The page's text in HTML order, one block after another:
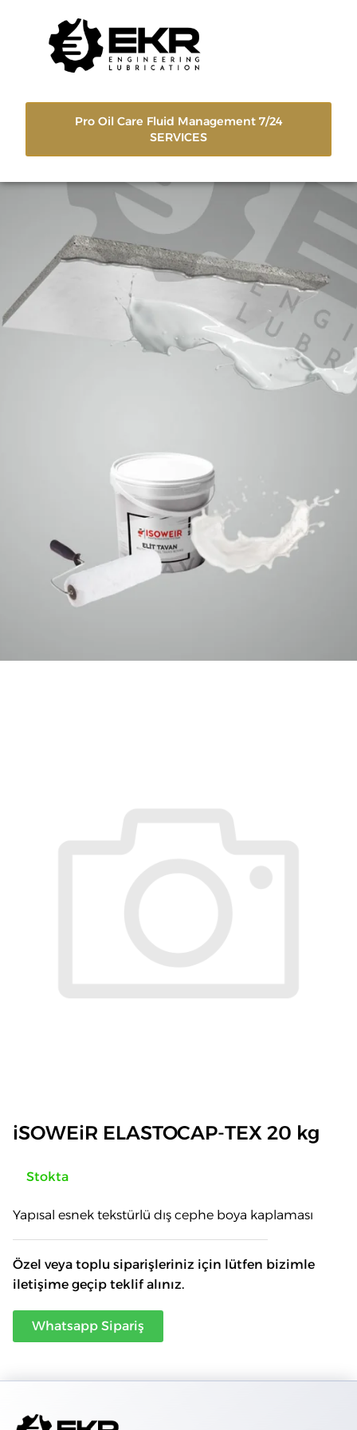
Pro Oil Care Fluid Management 7/24
SERVICES
iSOWEiR ELASTOCAP-TEX 20 kg
Stokta
Yapısal esnek tekstürlü dış cephe boya kaplaması
Özel veya toplu siparişleriniz için lütfen bizimle
iletişime geçip teklif alınız.
Whatsapp Sipariş